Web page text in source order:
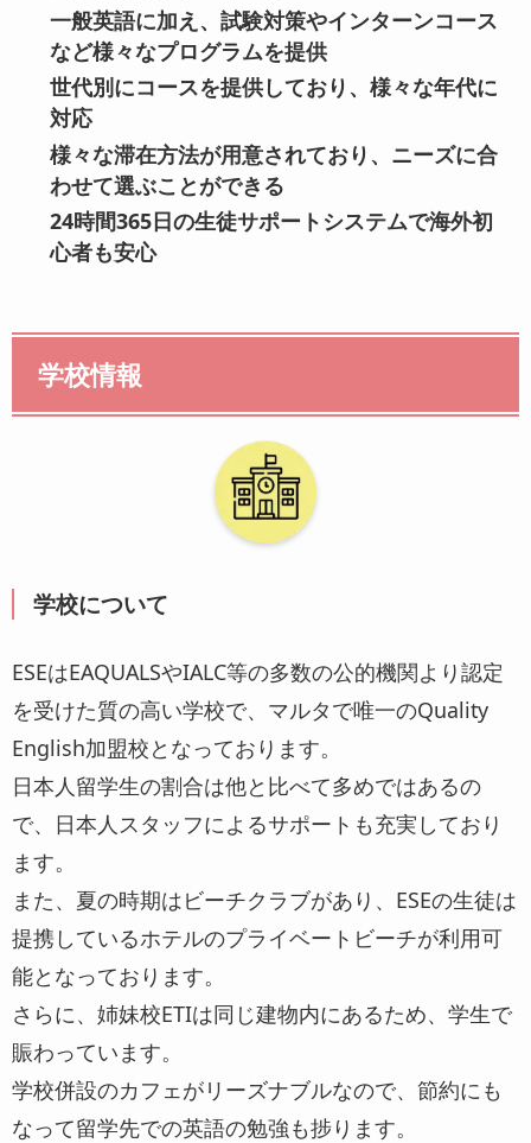
一般英語に加え、試験対策やインターンコース
など様々なプログラムを提供
世代別にコースを提供しており、様々な年代に
対応
様々な滞在方法が用意されており、ニーズに合
わせて選ぶことができる
24時間365日の生徒サポートシステムで海外初
心者も安心
学校情報
学校について
ESEはEAQUALSやIALC等の多数の公的機関より認定
を受けた質の高い学校で、マルタで唯一のQuality
English加盟校となっております。
日本人留学生の割合は他と比べて多めではあるの
で、日本人スタッフによるサポートも充実しており
ます。
また、夏の時期はビーチクラブがあり、ESEの生徒は
提携しているホテルのプライベートビーチが利用可
能となっております。
さらに、姉妹校ETIは同じ建物内にあるため、学生で
賑わっています。
学校併設のカフェがリーズナブルなので、節約にも
なって留学先での英語の勉強も捗ります。